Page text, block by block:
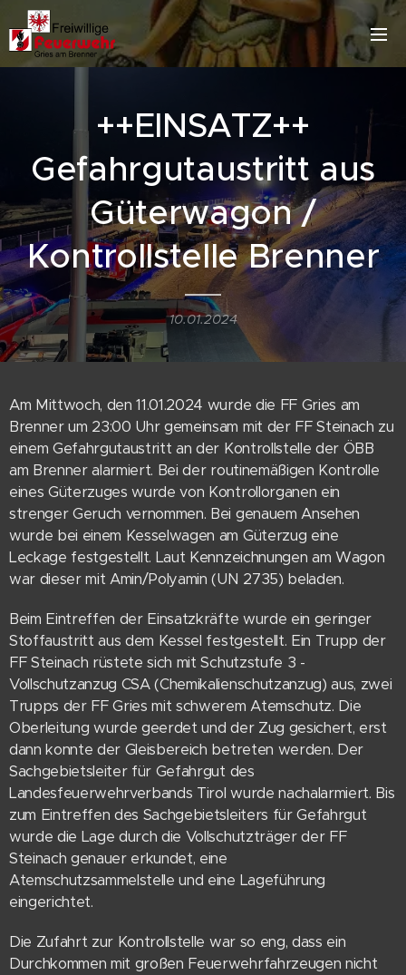
++EINSATZ++
Gefahrgutaustritt aus
Güterwagon /
Kontrollstelle Brenner
10.01.2024
Am Mittwoch, den 11.01.2024 wurde die FF Gries am
Brenner um 23:00 Uhr gemeinsam mit der FF Steinach zu
einem Gefahrgutaustritt an der Kontrollstelle der ÖBB
am Brenner alarmiert. Bei der routinemäßigen Kontrolle
eines Güterzuges wurde von Kontrollorganen ein
strenger Geruch vernommen. Bei genauem Ansehen
wurde bei einem Kesselwagen am Güterzug eine
Leckage festgestellt. Laut Kennzeichnungen am Wagon
war dieser mit Amin/Polyamin (UN 2735) beladen.
Beim Eintreffen der Einsatzkräfte wurde ein geringer
Stoffaustritt aus dem Kessel festgestellt. Ein Trupp der
FF Steinach rüstete sich mit Schutzstufe 3 -
Vollschutzanzug CSA (Chemikalienschutzanzug) aus, zwei
Trupps der FF Gries mit schwerem Atemschutz. Die
Oberleitung wurde geerdet und der Zug gesichert, erst
dann konnte der Gleisbereich betreten werden. Der
Sachgebietsleiter für Gefahrgut des
Landesfeuerwehrverbands Tirol wurde nachalarmiert. Bis
zum Eintreffen des Sachgebietsleiters für Gefahrgut
wurde die Lage durch die Vollschutzträger der FF
Steinach genauer erkundet, eine
Atemschutzsammelstelle und eine Lageführung
eingerichtet.
Die Zufahrt zur Kontrollstelle war so eng, dass ein
Durchkommen mit großen Feuerwehrfahrzeugen nicht